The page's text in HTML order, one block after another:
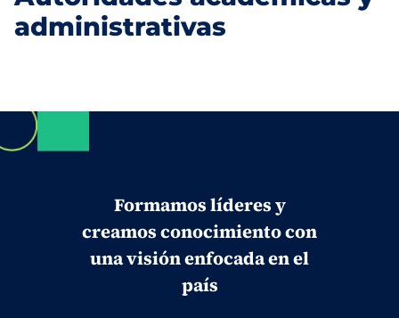
administrativas
Formamos líderes y
creamos conocimiento con
una visión enfocada en el
país